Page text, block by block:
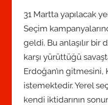
31 Martta yapılacak
Seçim
geldi. Bu anlaşılır bir
karşı yürüttüğü
Erdoğan’ın
istemektedir. Yerel
kendi iktidarının